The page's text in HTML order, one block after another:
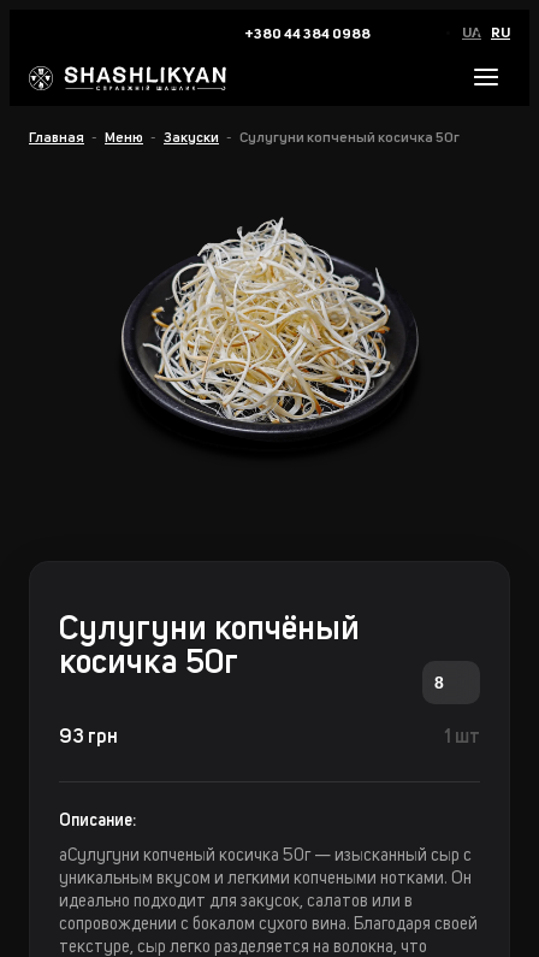
+380 44 384 0988 UA RU
Главная Меню Закуски Сулугуни копченый косичка 50г
Сулугуни копчёный
косичка 50г
8
93 грн 1 шт
Описание:
aСулугуни копченый косичка 50г — изысканный сыр с
уникальным вкусом и легкими копчеными нотками. Он
идеально подходит для закусок, салатов или в
сопровождении с бокалом сухого вина. Благодаря своей
текстуре, сыр легко разделяется на волокна, что